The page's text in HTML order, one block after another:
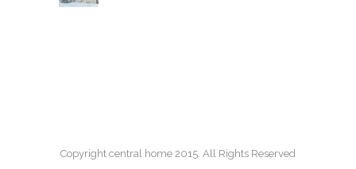
Copyright central home 2015. All Rights Reserved